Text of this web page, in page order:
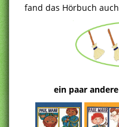
fand das Hörbuch
ein paar